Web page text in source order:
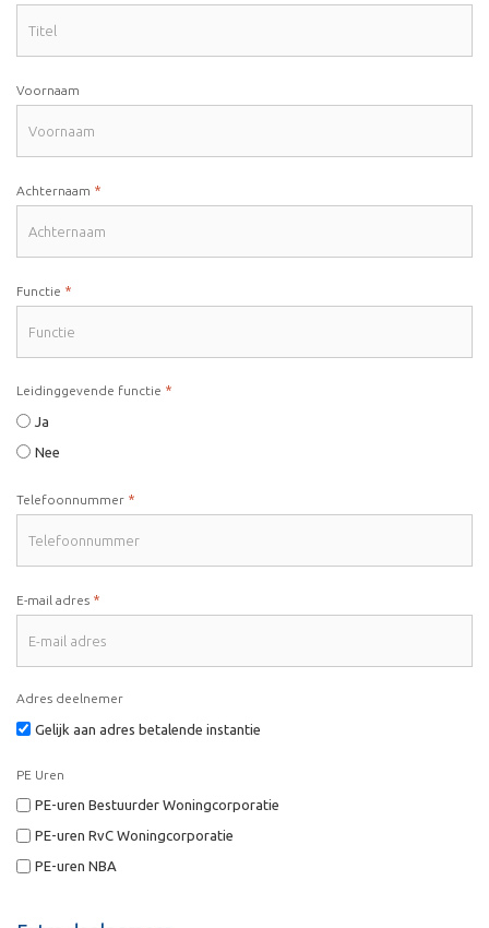
Voornaam
Achternaam *
Functie *
Leidinggevende functie *
Ja
Nee
Telefoonnummer *
E-mail adres *
Adres deelnemer
Gelijk aan adres betalende instantie
PE Uren
PE-uren Bestuurder Woningcorporatie
PE-uren RvC Woningcorporatie
PE-uren NBA